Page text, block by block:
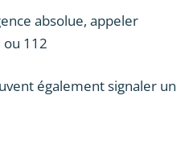
absolue, appeler
112
également signaler un